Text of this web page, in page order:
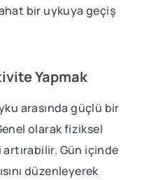
bir uykuya geçiş
Yapmak
arasında güçlü bir
olarak fiziksel
Gün içinde
düzenleyerek